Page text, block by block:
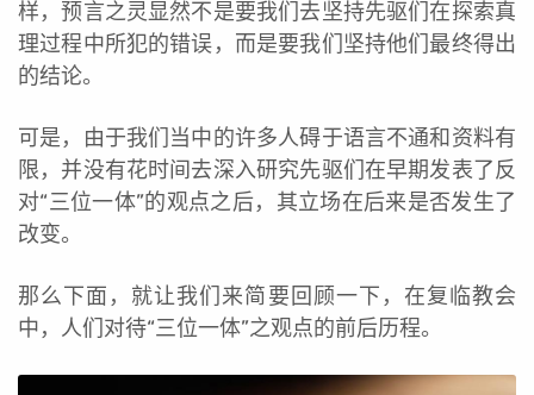
样，预言之灵显然不是要我们去坚持先驱们在探索真
理过程中所犯的错误，而是要我们坚持他们最终得出
的结论。
可是，由于我们当中的许多人碍于语言不通和资料有
限，并没有花时间去深入研究先驱们在早期发表了反
对“三位一体”的观点之后，其立场在后来是否发生了
改变。
那么下面，就让我们来简要回顾一下，在复临教会
中，人们对待“三位一体”之观点的前后历程。